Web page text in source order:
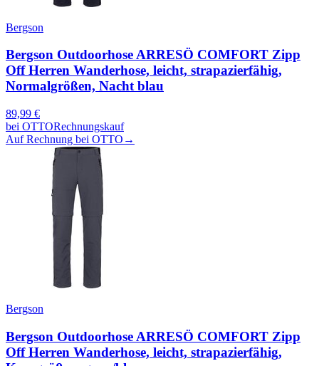
Bergson
Bergson Outdoorhose ARRESÖ COMFORT Zipp
Off Herren Wanderhose, leicht, strapazierfähig,
Normalgrößen, Nacht blau
89,99 €
bei OTTORechnungskauf
Auf Rechnung bei OTTO →
Bergson
Bergson Outdoorhose ARRESÖ COMFORT Zipp
Off Herren Wanderhose, leicht, strapazierfähig,